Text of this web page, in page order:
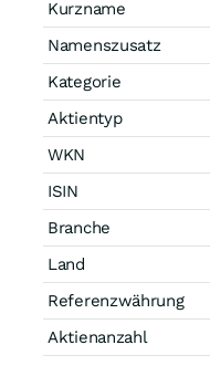
Kurzname
Namenszusatz
Kategorie
Aktientyp
WKN
ISIN
Branche
Land
Referenzwährung
Aktienanzahl